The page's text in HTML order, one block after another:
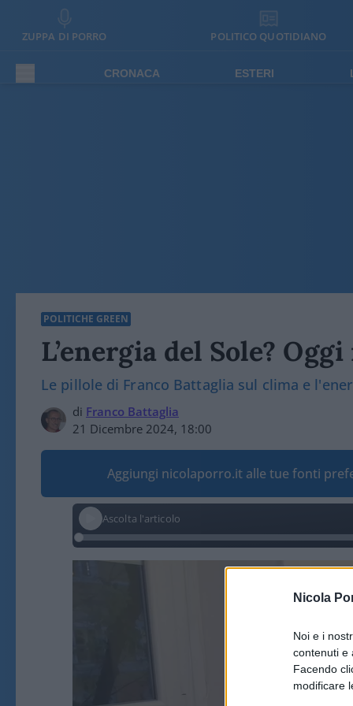
Nicola
Noi e i
contenuti e
Facendo
modificare
ZUPPA DI PORRO POLITICO QUOTIDIANO
CRONACA ESTERI
POLITICHE GREEN
L’energia del Sole?
Le pillole di Franco Battaglia sul clima e
di Franco Battaglia
21 Dicembre 2024, 18:00
Aggiungi nicolaporro.it alle tue fonti
Ascolta l'articolo
Video